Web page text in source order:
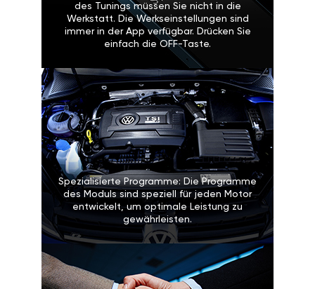
des Tunings müssen Sie nicht in die
Werkstatt. Die Werkseinstellungen sind
immer in der App verfügbar. Drücken Sie
einfach die OFF-Taste.
Spezialisierte Programme: Die Programme
des Moduls sind speziell für jeden Motor
entwickelt, um optimale Leistung zu
gewährleisten.